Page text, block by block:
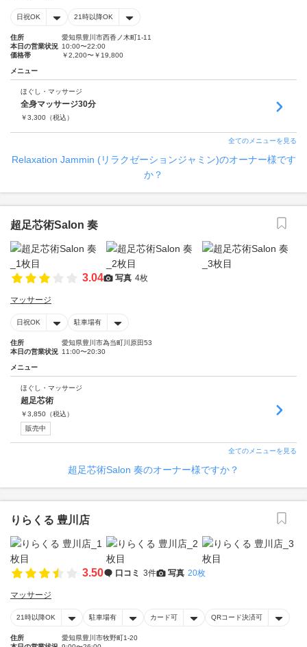
日祝OK 21時以降OK
住所
愛知県豊川市西香ノ木町1-11
本日の営業状況 10:00〜22:00
価格帯
￥2,200〜￥19,800
メニュー
ほぐし・マッサージ
全身マッサージ30分
￥3,300 （税込）
全てのメニューを見る
Relaxation Jammin (リラクゼーションジャミン)のオーナー様です
か？
超足芯術Salon 奏
3.04 写真 4枚
マッサージ
日祝OK 駐車場有
住所
愛知県豊川市為当町川原田53
本日の営業状況 11:00〜20:30
メニュー
ほぐし・マッサージ
超足芯術
￥3,850 （税込）
販売中
全てのメニューを見る
超足芯術Salon 奏のオーナー様ですか？
りらくる 豊川店
3.50 口コミ 3件 写真 20枚
マッサージ
21時以降OK 駐車場有 カード可 QRコード決済可
住所
愛知県豊川市牧野町1-20